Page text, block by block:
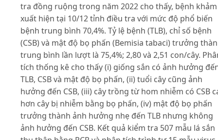
tra đồng ruộng trong năm 2022 cho thấy, bệnh
xuất hiện tại 10/12 tỉnh điều tra với mức độ phổ biến
bệnh trung bình 70,4%. Tỷ lệ bệnh (TLB), chỉ số bệnh
(CSB) và mật độ bọ phấn (Bemisia tabaci) trưởng
trung bình lần lượt là 75,4%; 2,80 và 2,51 con/cây.
tích thống kê cho thấy (i) giống sắn có ảnh hưởng
TLB, CSB và mật độ bọ phấn, (ii) tuổi cây cũng ảnh
hưởng đến CSB, (iii) cây trồng từ hom nhiễm có CSB
hơn cây bị nhiễm bằng bọ phấn, (iv) mật độ bọ phấn
trưởng thành ảnh hưởng nhẹ đến TLB nhưng không
ảnh hưởng đến CSB. Kết quả kiểm tra 507 mẫu lá sắn